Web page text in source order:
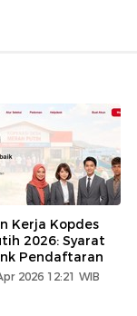
Kerja Kopdes
2026: Syarat
Pendaftaran
2026 12:21 WIB